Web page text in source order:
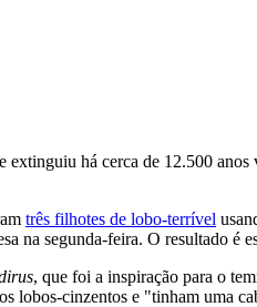
extinguiu há cerca de 12.500
três filhotes de lobo-terrível
na segunda-feira. O resultado é
, que foi a inspiração para o
lobos-cinzentos e "tinham uma